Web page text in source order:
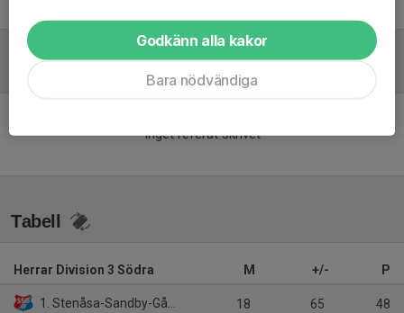
Inget referat skrivet
Tabell
Herrar Division 3 Södra M +/- P
1. Stenåsa-Sandby-Gårdby IF 18 65 48
Godkänn alla kakor
Bara nödvändiga